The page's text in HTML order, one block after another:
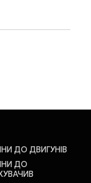
ДО ДВИГУНІВ
ДО